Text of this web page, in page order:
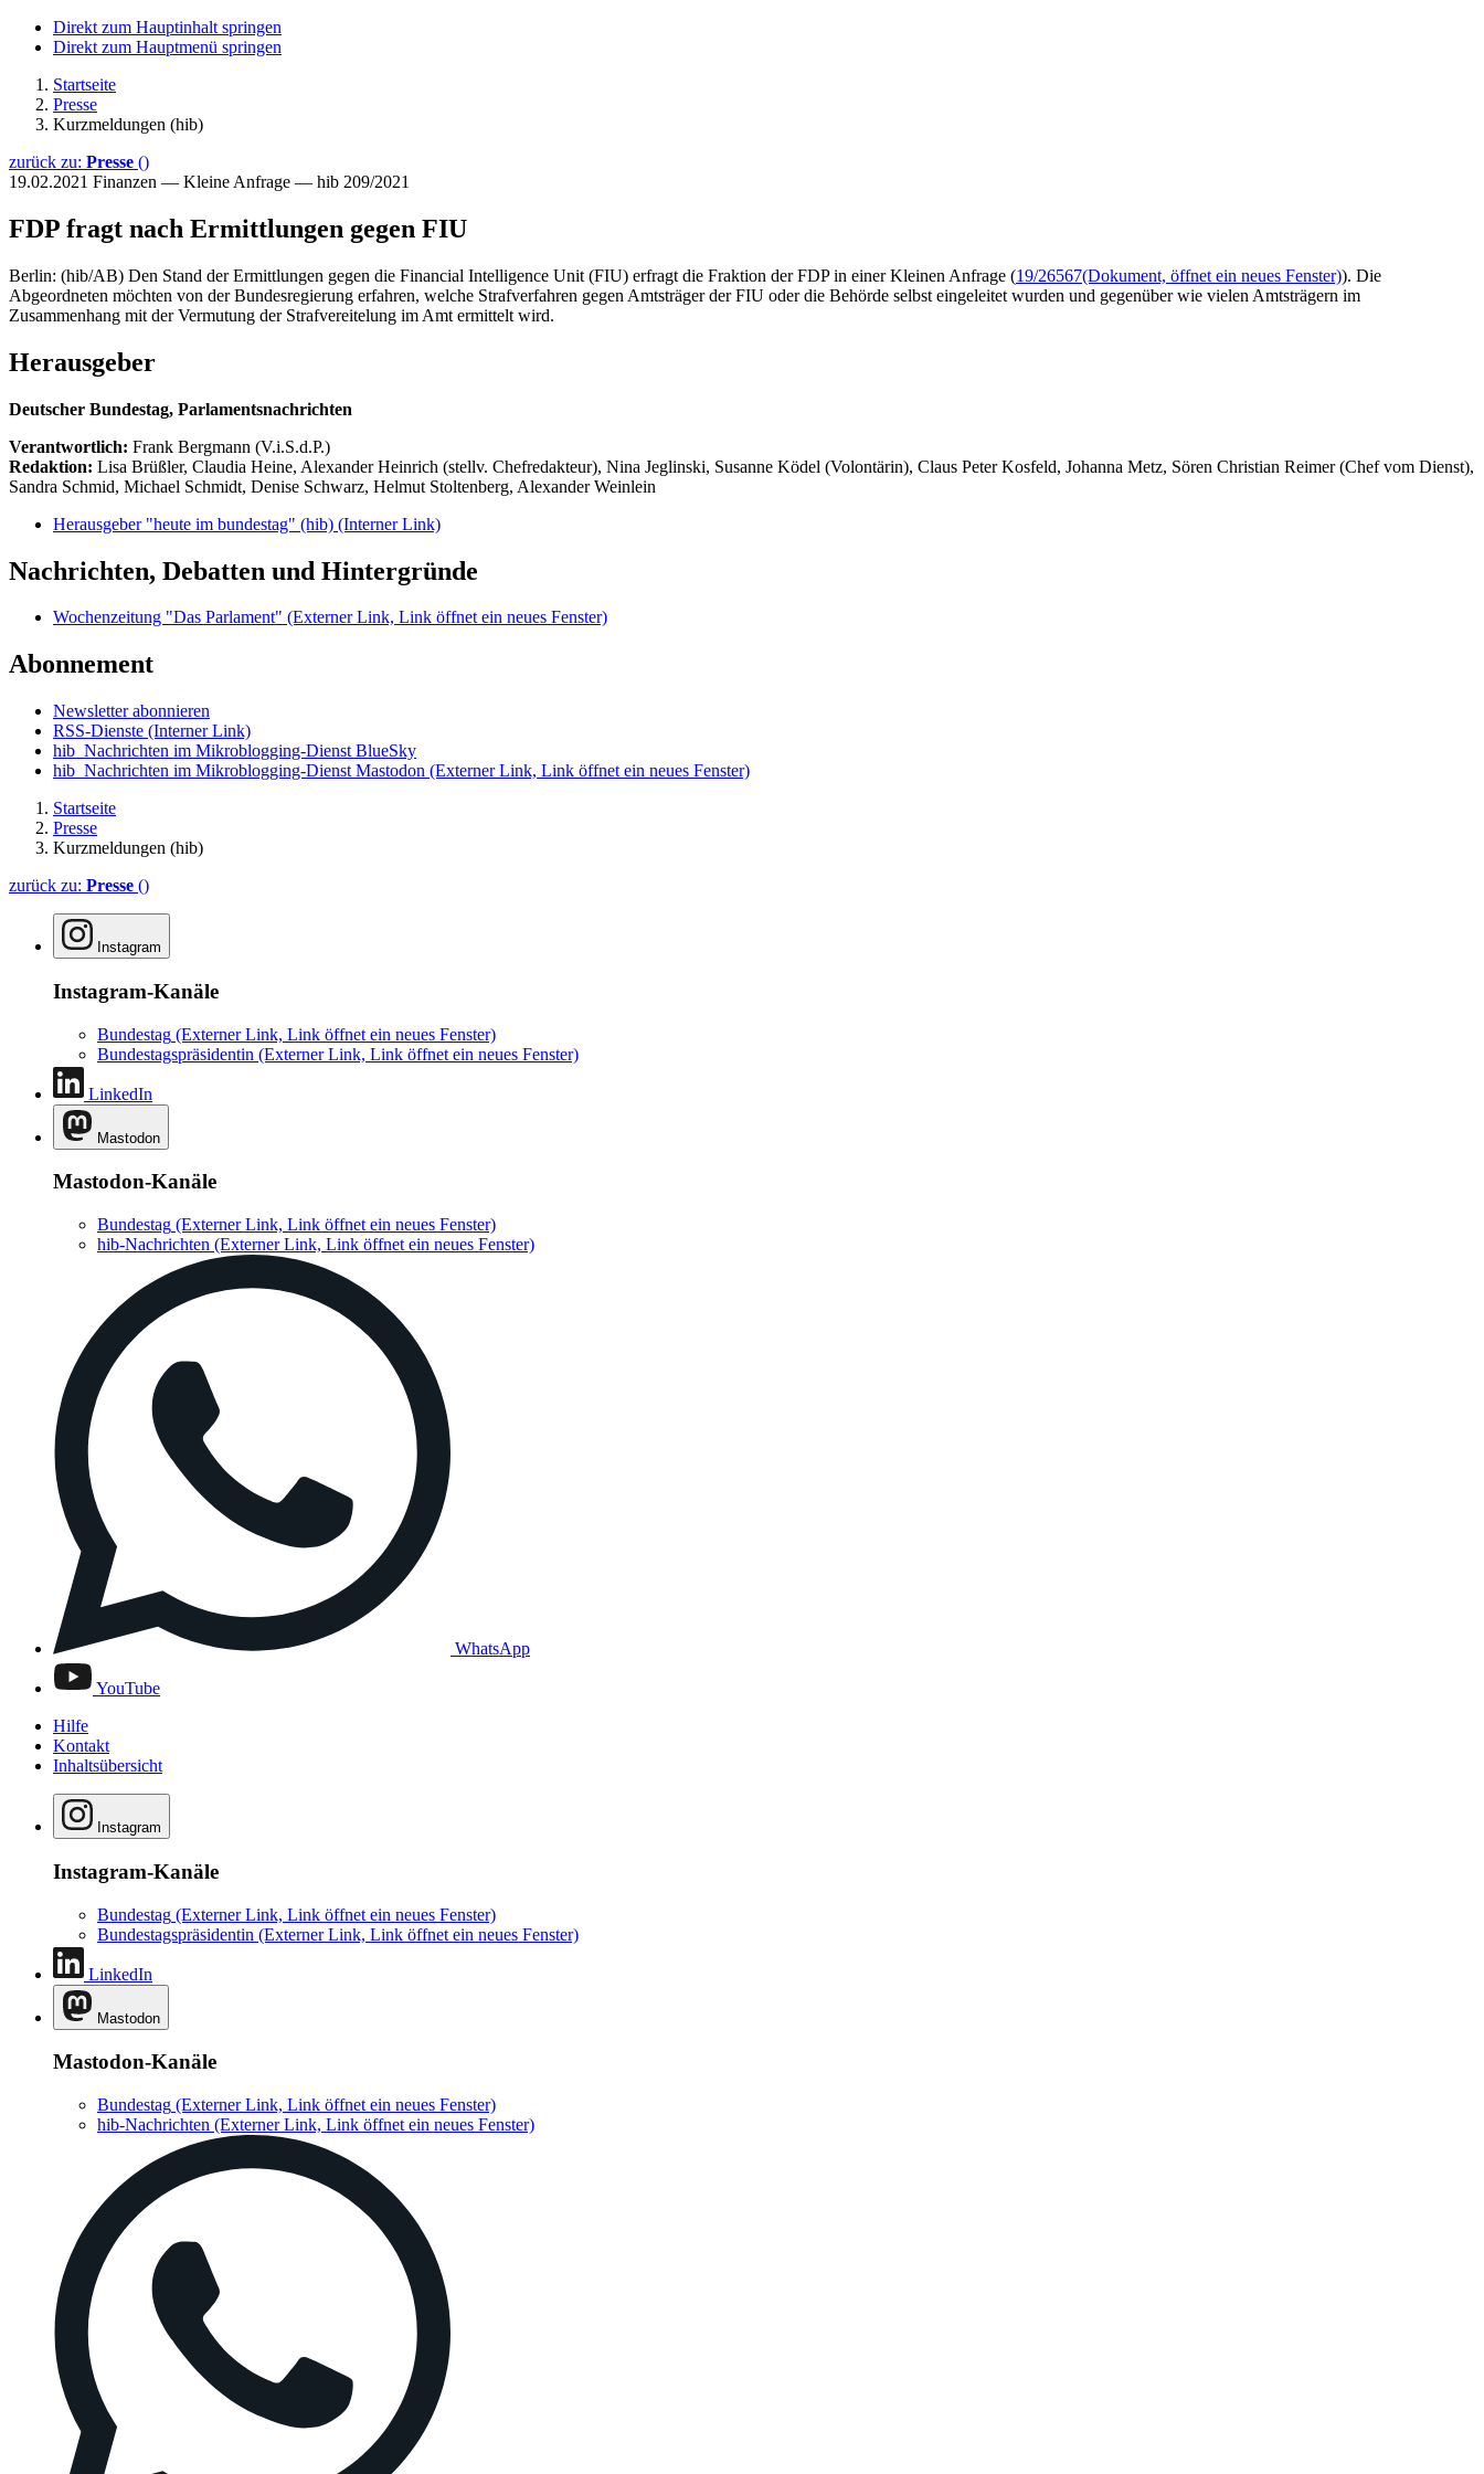
Direkt zum Hauptinhalt springen
Direkt zum Hauptmenü springen
Startseite
Presse
Kurzmeldungen (hib)
zurück zu: Presse ()
19.02.2021 Finanzen — Kleine Anfrage — hib 209/2021
FDP fragt nach Ermittlungen gegen FIU
Berlin: (hib/AB) Den Stand der Ermittlungen gegen die Financial Intelligence Unit (FIU) erfragt die Fraktion der FDP in einer Kleinen Anfrage (19/26567(Dokument, öffnet ein neues Fenster)). Die
Abgeordneten möchten von der Bundesregierung erfahren, welche Strafverfahren gegen Amtsträger der FIU oder die Behörde selbst eingeleitet wurden und gegenüber wie vielen Amtsträgern im
Zusammenhang mit der Vermutung der Strafvereitelung im Amt ermittelt wird.
Herausgeber
Deutscher Bundestag, Parlamentsnachrichten
Verantwortlich: Frank Bergmann (V.i.S.d.P.)
Redaktion: Lisa Brüßler, Claudia Heine, Alexander Heinrich (stellv. Chefredakteur), Nina Jeglinski, Susanne Ködel (Volontärin), Claus Peter Kosfeld, Johanna Metz, Sören Christian Reimer (Chef vom Dienst),
Sandra Schmid, Michael Schmidt, Denise Schwarz, Helmut Stoltenberg, Alexander Weinlein
Herausgeber "heute im bundestag" (hib) (Interner Link)
Nachrichten, Debatten und Hintergründe
Wochenzeitung "Das Parlament" (Externer Link, Link öffnet ein neues Fenster)
Abonnement
Newsletter abonnieren
RSS-Dienste (Interner Link)
hib_Nachrichten im Mikroblogging-Dienst BlueSky
hib_Nachrichten im Mikroblogging-Dienst Mastodon (Externer Link, Link öffnet ein neues Fenster)
Startseite
Presse
Kurzmeldungen (hib)
zurück zu: Presse ()
Instagram
Instagram-Kanäle
Bundestag (Externer Link, Link öffnet ein neues Fenster)
Bundestagspräsidentin (Externer Link, Link öffnet ein neues Fenster)
LinkedIn
Mastodon
Mastodon-Kanäle
Bundestag (Externer Link, Link öffnet ein neues Fenster)
hib-Nachrichten (Externer Link, Link öffnet ein neues Fenster)
WhatsApp
YouTube
Hilfe
Kontakt
Inhaltsübersicht
Instagram
Instagram-Kanäle
Bundestag (Externer Link, Link öffnet ein neues Fenster)
Bundestagspräsidentin (Externer Link, Link öffnet ein neues Fenster)
LinkedIn
Mastodon
Mastodon-Kanäle
Bundestag (Externer Link, Link öffnet ein neues Fenster)
hib-Nachrichten (Externer Link, Link öffnet ein neues Fenster)